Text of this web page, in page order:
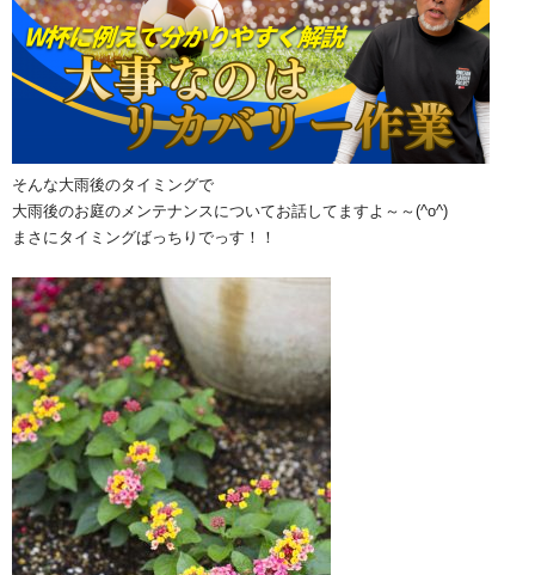
そんな大雨後のタイミングで
大雨後のお庭のメンテナンスについてお話してますよ～～(^o^)
まさにタイミングばっちりでっす！！